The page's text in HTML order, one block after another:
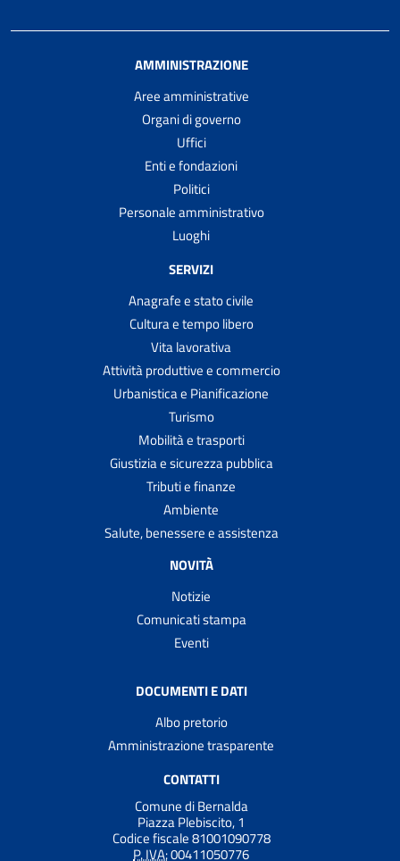
AMMINISTRAZIONE
Aree amministrative
Organi di governo
Uffici
Enti e fondazioni
Politici
Personale amministrativo
Luoghi
SERVIZI
Anagrafe e stato civile
Cultura e tempo libero
Vita lavorativa
Attività produttive e commercio
Urbanistica e Pianificazione
Turismo
Mobilità e trasporti
Giustizia e sicurezza pubblica
Tributi e finanze
Ambiente
Salute, benessere e assistenza
NOVITÀ
Notizie
Comunicati stampa
Eventi
DOCUMENTI E DATI
Albo pretorio
Amministrazione trasparente
CONTATTI
Comune di Bernalda
Piazza Plebiscito, 1
Codice fiscale 81001090778
P. IVA:00411050776